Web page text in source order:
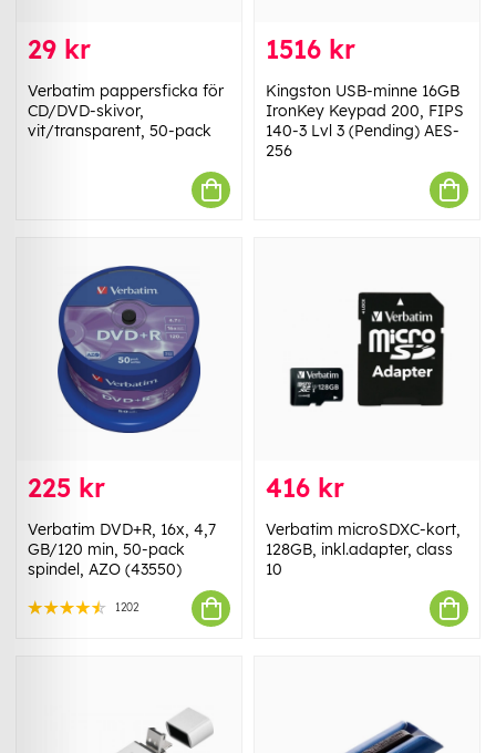
29 kr
Verbatim pappersficka för
CD/DVD-skivor,
vit/transparent, 50-pack
1516 kr
Kingston USB-minne 16GB
IronKey Keypad 200, FIPS
140-3 Lvl 3 (Pending) AES-
256
225 kr
Verbatim DVD+R, 16x, 4,7
GB/120 min, 50-pack
spindel, AZO (43550)
1202
416 kr
Verbatim microSDXC-kort,
128GB, inkl.adapter, class
10